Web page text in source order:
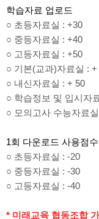
학습자료 업로드
○ 초등자료실 : +30
○ 중등자료실 : +40
○ 고등자료실 : +50
○ 기본(교과)자료실 : +
○ 내신자료실 : + 50
○ 학습정보 및 입시자
○ 모의고사 수능자료
1회 다운로드 사용점
○ 초등자료실 : -20
○ 중등자료실 : -30
○ 고등자료실 : -40
* 미래교육 협동조합